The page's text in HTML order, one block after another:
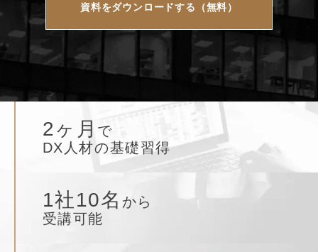
資料をダウンロードする（無料）
2ヶ月 で
DX人材の基礎習得
1社10名 から
受講可能